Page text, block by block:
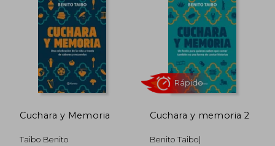
tanto por jóvenes como por adultos.
Reconocido por su capacidad de conectar
emocionalmente con los lectores y su
incansable labor en la difusión cultural,
Benito Taibo sigue escribiendo, creando
mundos y alentando a descubrir el poder
transformador de la literatura
Cuchara y Memoria
Taibo Benito
Cuchara y memoria 2
Benito Taibo|